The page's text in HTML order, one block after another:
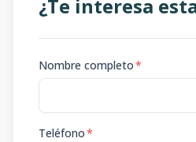
¿Te interesa
Nombre completo*
Teléfono*